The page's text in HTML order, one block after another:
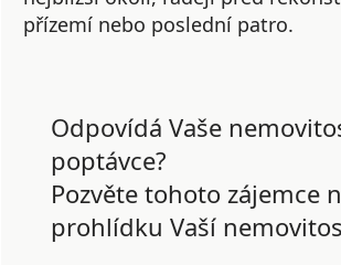
přízemí nebo poslední patro.
Odpovídá Vaše
poptávce?
Pozvěte tohoto zájemce
prohlídku Vaší